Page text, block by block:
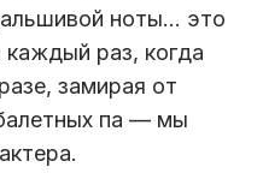
ноты... это
раз, когда
замирая от
па — мы